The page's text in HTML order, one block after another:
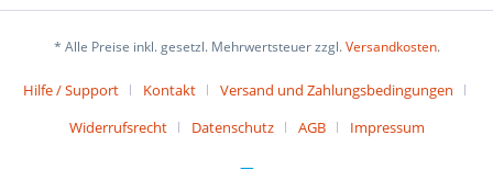
* Alle Preise inkl. gesetzl. Mehrwertsteuer zzgl.Versandkosten.
Hilfe / Support Kontakt
Versand und Zahlungsbedingungen
Widerrufsrecht
Datenschutz AGB Impressum